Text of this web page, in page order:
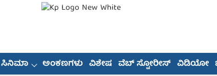
ಸಿನಿಮಾ ಅಂಕಣಗಳು ವಿಶೇಷ ವೆಬ್ ಸ್ಟೋರೀಸ್ ವಿಡಿಯೋ